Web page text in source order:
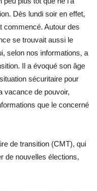
Dès lundi soir en effet,
commencé. Autour des
se trouvait aussi le
selon nos informations, a
Il a évoqué son âge
sécuritaire pour
vacance de pouvoir,
que le concerné
de transition (CMT), qui
de nouvelles élections,